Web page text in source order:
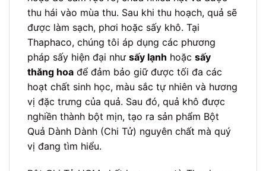
thu hái vào mùa thu. Sau khi thu hoạch, quả sẽ
được làm sạch, phơi hoặc sấy khô. Tại
Thaphaco, chúng tôi áp dụng các phương
pháp sấy hiện đại như sấy lạnh hoặc sấy
thăng hoa để đảm bảo giữ được tối đa các
hoạt chất sinh học, màu sắc tự nhiên và hương
vị đặc trưng của quả. Sau đó, quả khô được
nghiền thành bột mịn, tạo ra sản phẩm Bột
Quả Dành Dành (Chi Tử) nguyên chất mà quý
vị đang tìm hiểu.